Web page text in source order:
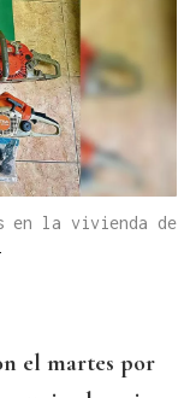
en la vivienda de
el martes por